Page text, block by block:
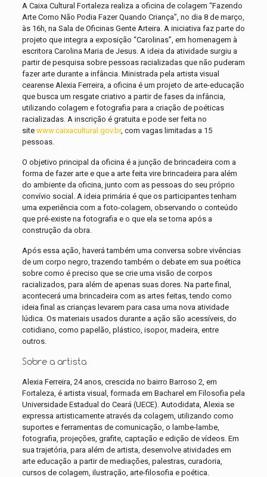
A Caixa Cultural Fortaleza realiza a oficina de colagem “Fazendo
Arte Como Não Podia Fazer Quando Criança”, no dia 8 de março,
às 16h, na Sala de Oficinas Gente Arteira. A iniciativa faz parte do
projeto que integra a exposição “Carolinas”, em homenagem à
escritora Carolina Maria de Jesus. A ideia da atividade surgiu a
partir de pesquisa sobre pessoas racializadas que não puderam
fazer arte durante a infância. Ministrada pela artista visual
cearense Alexia Ferreira, a oficina é um projeto de arte-educação
que busca um resgate criativo a partir de fases da infância,
utilizando colagem e fotografia para a criação de poéticas
racializadas. A inscrição é gratuita e pode ser feita no
site www.caixacultural.gov.br, com vagas limitadas a 15
pessoas.
O objetivo principal da oficina é a junção de brincadeira com a
forma de fazer arte e que a arte feita vire brincadeira para além
do ambiente da oficina, junto com as pessoas do seu próprio
convívio social. A ideia primária é que os participantes tenham
uma experiência com a foto-colagem, observando o conteúdo
que pré-existe na fotografia e o que ela se torna após a
construção da obra.
Após essa ação, haverá também uma conversa sobre vivências
de um corpo negro, trazendo também o debate em sua poética
sobre como é preciso que se crie uma visão de corpos
racializados, para além de apenas suas dores. Na parte final,
acontecerá uma brincadeira com as artes feitas, tendo como
ideia final as crianças levarem para casa uma nova atividade
lúdica. Os materiais usados durante a ação são acessíveis, do
cotidiano, como papelão, plástico, isopor, madeira, entre
outros.
Sobre a artista
Alexia Ferreira, 24 anos, crescida no bairro Barroso 2, em
Fortaleza, é artista visual, formada em Bacharel em Filosofia pela
Universidade Estadual do Ceará (UECE). Autodidata, Alexia se
expressa artisticamente através da colagem, utilizando como
suportes e ferramentas de comunicação, o lambe-lambe,
fotografia, projeções, grafite, captação e edição de vídeos. Em
sua trajetória, para além de artista, desenvolve atividades em
arte educação a partir de mediações, palestras, curadoria,
cursos de colagem, ilustração, arte-filosofia e poética.